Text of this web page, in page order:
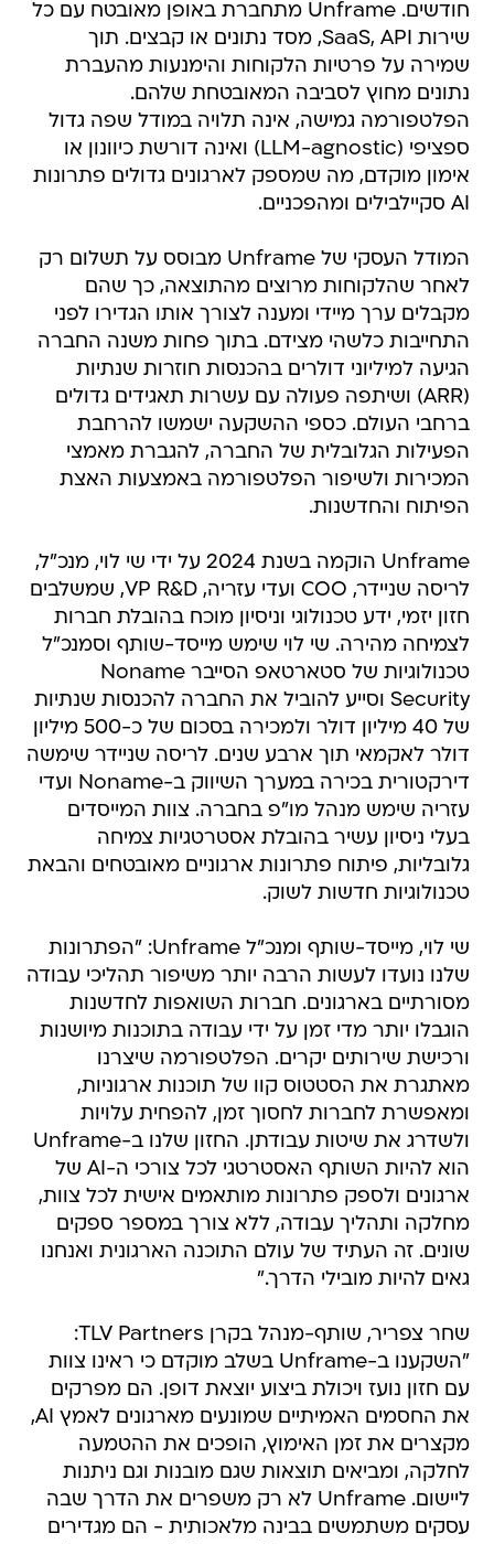
חודשים. Unframe מתחברת באופן מאובטח עם כל
שירות SaaS, API, מסד נתונים או קבצים. תוך
שמירה על פרטיות הלקוחות והימנעות מהעברת
נתונים מחוץ לסביבה המאובטחת שלהם.
הפלטפורמה גמישה, אינה תלויה במודל שפה גדול
ספציפי (LLM-agnostic) ואינה דורשת כיוונון או
אימון מוקדם, מה שמספק לארגונים גדולים פתרונות
AI סקיילבילים ומהפכניים.
המודל העסקי של Unframe מבוסס על תשלום רק
לאחר שהלקוחות מרוצים מהתוצאה, כך שהם
מקבלים ערך מיידי ומענה לצורך אותו הגדירו לפני
התחייבות כלשהי מצידם. בתוך פחות משנה החברה
הגיעה למיליוני דולרים בהכנסות חוזרות שנתיות
(ARR) ושיתפה פעולה עם עשרות תאגידים גדולים
ברחבי העולם. כספי ההשקעה ישמשו להרחבת
הפעילות הגלובלית של החברה, להגברת מאמצי
המכירות ולשיפור הפלטפורמה באמצעות האצת
הפיתוח והחדשנות.
Unframe הוקמה בשנת 2024 על ידי שי לוי, מנכ"ל,
לריסה שניידר, COO ועדי עזריה, VP R&D, שמשלבים
חזון יזמי, ידע טכנולוגי וניסיון מוכח בהובלת חברות
לצמיחה מהירה. שי לוי שימש מייסד-שותף וסמנכ"ל
טכנולוגיות של סטארטאפ הסייבר Noname
Security וסייע להוביל את החברה להכנסות שנתיות
של 40 מיליון דולר ולמכירה בסכום של כ-500 מיליון
דולר לאקמאי תוך ארבע שנים. לריסה שניידר שימשה
דירקטורית בכירה במערך השיווק ב-Noname ועדי
עזריה שימש מנהל מו"פ בחברה. צוות המייסדים
בעלי ניסיון עשיר בהובלת אסטרטגיות צמיחה
גלובליות, פיתוח פתרונות ארגוניים מאובטחים והבאת
טכנולוגיות חדשות לשוק.
שי לוי, מייסד-שותף ומנכ"ל Unframe: "הפתרונות
שלנו נועדו לעשות הרבה יותר משיפור תהליכי עבודה
מסורתיים בארגונים. חברות השואפות לחדשנות
הוגבלו יותר מדי זמן על ידי עבודה בתוכנות מיושנות
ורכישת שירותים יקרים. הפלטפורמה שיצרנו
מאתגרת את הסטטוס קוו של תוכנות ארגוניות,
ומאפשרת לחברות לחסוך זמן, להפחית עלויות
ולשדרג את שיטות עבודתן. החזון שלנו ב-Unframe
הוא להיות השותף האסטרטגי לכל צורכי ה-AI של
ארגונים ולספק פתרונות מותאמים אישית לכל צוות,
מחלקה ותהליך עבודה, ללא צורך במספר ספקים
שונים. זה העתיד של עולם התוכנה הארגונית ואנחנו
גאים להיות מובילי הדרך."
שחר צפריר, שותף-מנהל בקרן TLV Partners:
"השקענו ב-Unframe בשלב מוקדם כי ראינו צוות
עם חזון נועז ויכולת ביצוע יוצאת דופן. הם מפרקים
את החסמים האמיתיים שמונעים מארגונים לאמץ AI,
מקצרים את זמן האימוץ, הופכים את ההטמעה
לחלקה, ומביאים תוצאות שגם מובנות וגם ניתנות
ליישום. Unframe לא רק משפרים את הדרך שבה
עסקים משתמשים בבינה מלאכותית - הם מגדירים